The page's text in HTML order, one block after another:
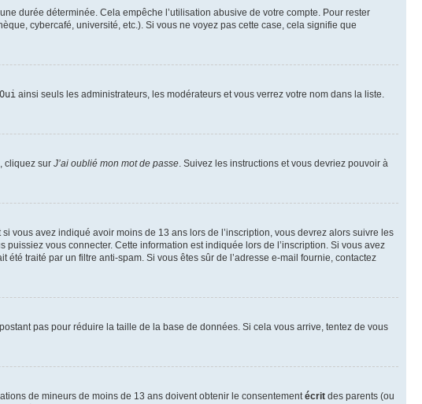
durée déterminée. Cela empêche l’utilisation abusive de votre compte. Pour rester
cybercafé, université, etc.). Si vous ne voyez pas cette case, cela signifie que
Oui ainsi seuls les administrateurs, les modérateurs et vous verrez votre nom dans la liste.
cliquez sur J’ai oublié mon mot de passe. Suivez les instructions et vous devriez pouvoir à
vous avez indiqué avoir moins de 13 ans lors de l’inscription, vous devrez alors suivre les
vous connecter. Cette information est indiquée lors de l’inscription. Si vous avez
traité par un filtre anti-spam. Si vous êtes sûr de l’adresse e-mail fournie, contactez
pas pour réduire la taille de la base de données. Si cela vous arrive, tentez de vous
de mineurs de moins de 13 ans doivent obtenir le consentementécrit des parents (ou